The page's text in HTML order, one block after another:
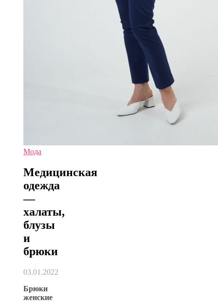
Мода
Медицинская
одежда
—
халаты,
блузы
и
брюки
03.01.2022
Брюки
женские